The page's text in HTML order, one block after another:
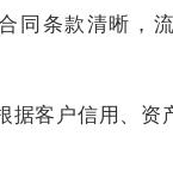
同条款清晰，
据客户信用、资